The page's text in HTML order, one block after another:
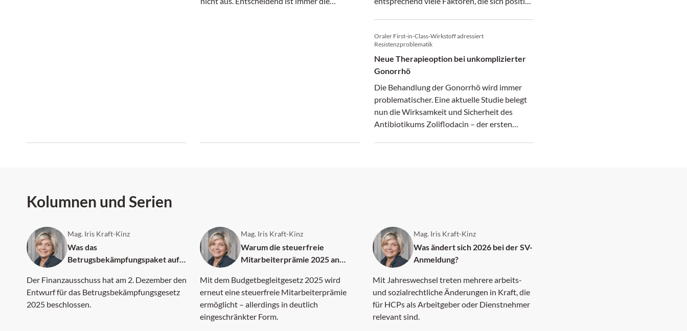
Oraler First-in-Class-Wirkstoff adressiert
Resistenzproblematik
Neue Therapieoption bei unkomplizierter
Gonorrhö
Die Behandlung der Gonorrhö wird immer
problematischer. Eine aktuelle Studie belegt
nun die Wirksamkeit und Sicherheit des
Antibiotikums Zoliflodacin – der ersten
Kolumnen und Serien
Mag. Iris Kraft-Kinz
Was das
Betrugsbekämpfungspaket aufs
Der Finanzausschuss hat am 2. Dezember den
Entwurf für das Betrugsbekämpfungsgesetz
2025 beschlossen.
Mag. Iris Kraft-Kinz
Warum die steuerfreie
Mitarbeiterprämie 2025 an
Mit dem Budgetbegleitgesetz 2025 wird
erneut eine steuerfreie Mitarbeiterprämie
ermöglicht – allerdings in deutlich
eingeschränkter Form.
Mag. Iris Kraft-Kinz
Was ändert sich 2026 bei der SV-
Anmeldung?
Mit Jahreswechsel treten mehrere arbeits-
und sozialrechtliche Änderungen in Kraft, die
für HCPs als Arbeitgeber oder Dienstnehmer
relevant sind.